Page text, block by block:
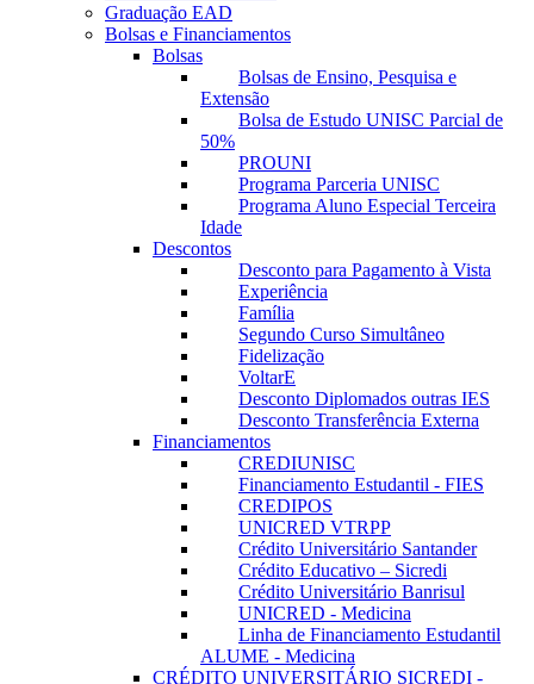
Graduação EAD
Bolsas e Financiamentos
Bolsas
Bolsas de Ensino, Pesquisa e
Extensão
Bolsa de Estudo UNISC Parcial de
50%
PROUNI
Programa Parceria UNISC
Programa Aluno Especial Terceira
Idade
Descontos
Desconto para Pagamento à Vista
Experiência
Família
Segundo Curso Simultâneo
Fidelização
VoltarE
Desconto Diplomados outras IES
Desconto Transferência Externa
Financiamentos
CREDIUNISC
Financiamento Estudantil - FIES
CREDIPOS
UNICRED VTRPP
Crédito Universitário Santander
Crédito Educativo – Sicredi
Crédito Universitário Banrisul
UNICRED - Medicina
Linha de Financiamento Estudantil
ALUME - Medicina
CRÉDITO UNIVERSITÁRIO SICREDI -